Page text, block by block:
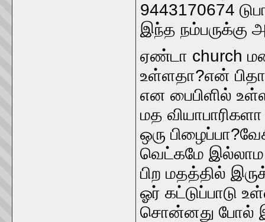
9443170674
இந்த நம்பருக்கு
ஏண்டா church
உள்ளதா?என்
என பைபிளில்
மத
ஒரு
வெட்கமே
பிற மதத்தில்
ஓர் கட்டுப்பாடு
சொன்னது போல்